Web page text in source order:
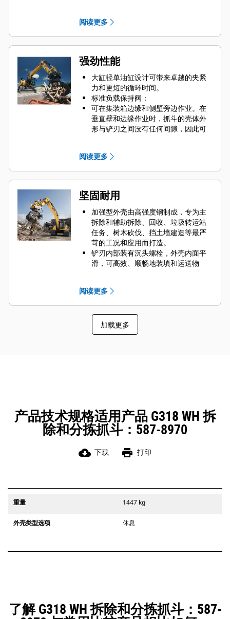
灰尘和其他精细物料可通过格栅和多
孔式外壳滤出，为操作员提供良好的
视野，方便其看清负载状况。
物料分拣快速，有助于简化现场分拣
流程，节省处理费用。
具有油缸减震功能，外壳移动顺畅可
控。
集成止动器可锁定旋转器，防止外壳
在移动期间误开。
阅读更多
强劲性能
大缸径单油缸设计可带来卓越的夹紧
力和更短的循环时间。
标准负载保持阀：
可在集装箱边缘和侧壁旁边作业。在
垂直壁和边缘作业时，抓斗的壳体外
形与铲刃之间没有任何间隙，因此可
通过大型维护面板轻松检修内部零
件。
配有高扭矩电机，维修周期更长，可
最大程度地发挥抓斗性能。
阅读更多
坚固耐用
加强型外壳由高强度钢制成，专为主
拆除和辅助拆除、回收、垃圾转运站
任务、树木砍伐、挡土墙建造等最严
苛的工况和应用而打造。
铲刃内部装有沉头螺栓，外壳内面平
滑，可高效、顺畅地装填和运送物
电机将物料拧在一起或分离。
无论是否旋转，抓斗都可执行回转和
开/闭功能，从而提高了液压系统的可
靠性。
无需移动机器，即可旋转并对准抓
阅读更多
加载更多
产品技术规格适用产品 G318 WH 拆
除和分拣抓斗：587-8970
cloud_download 下载 print 打印
重量 1447 kg
外壳类型选项 休息
了解 G318 WH 拆除和分拣抓斗：587-